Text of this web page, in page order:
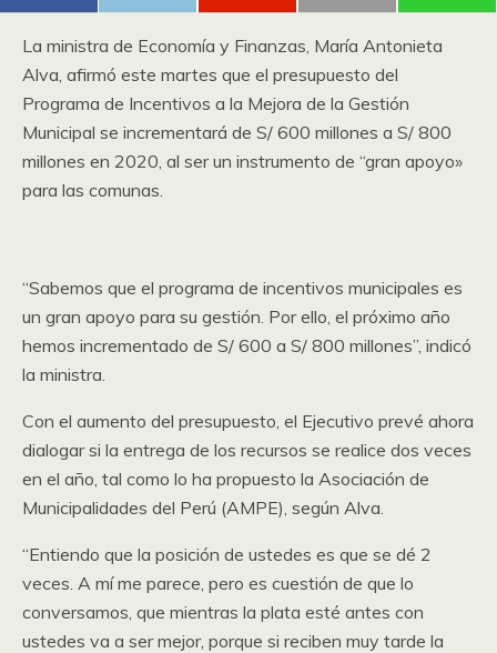
La ministra de Economía y Finanzas, María Antonieta
Alva, afirmó este martes que el presupuesto del
Programa de Incentivos a la Mejora de la Gestión
Municipal se incrementará de S/ 600 millones a S/ 800
millones en 2020, al ser un instrumento de “gran apoyo»
para las comunas.
“Sabemos que el programa de incentivos municipales es
un gran apoyo para su gestión. Por ello, el próximo año
hemos incrementado de S/ 600 a S/ 800 millones”, indicó
la ministra.
Con el aumento del presupuesto, el Ejecutivo prevé ahora
dialogar si la entrega de los recursos se realice dos veces
en el año, tal como lo ha propuesto la Asociación de
Municipalidades del Perú (AMPE), según Alva.
“Entiendo que la posición de ustedes es que se dé 2
veces. A mí me parece, pero es cuestión de que lo
conversamos, que mientras la plata esté antes con
ustedes va a ser mejor, porque si reciben muy tarde la